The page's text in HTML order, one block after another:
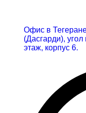
Офис в
(Дасгарди),
этаж, корпус 6.